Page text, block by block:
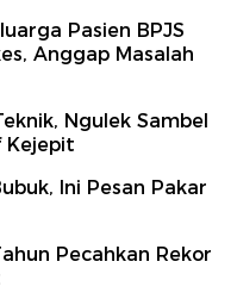
Pasien BPJS
Anggap Masalah
Ngulek Sambel
Kejepit
Ini Pesan Pakar
Pecahkan Rekor